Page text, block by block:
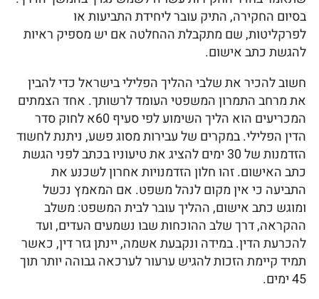
בסיום החקירה, התיק עובר ליחידת התביעות או
לפרקליטות, שם מתקבלת ההחלטה אם יש מספיק ראיות
להגשת כתב אישום.
חשוב להכיר את שלבי ההליך הפלילי בישראל כדי להבין
את מרחב התמרון המשפטי העומד לרשותך. אחד הצמתים
המכריעים הוא הליך השימוע לפי סעיף 60א לחוק סדר
הדין הפלילי. במקרים של עבירות מסוג פשע, ניתנת לחשוד
הזדמנות של 30 ימים להציג את טיעוניו בכתב לפני הגשת
כתב האישום. זהו חלון הזדמנויות אחרון לשכנע את
התביעה כי אין מקום לנהל משפט. אם המאמץ נכשל
ומוגש כתב אישום, ההליך עובר לבית המשפט: משלב
ההקראה, דרך שלב ההוכחות שבו נשמעים העדים, ועד
להכרעת הדין. במידה ונקבעת אשמה, יינתן גזר דין, כאשר
תמיד קיימת הזכות להגיש ערעור לערכאה גבוהה יותר תוך
45 ימים.